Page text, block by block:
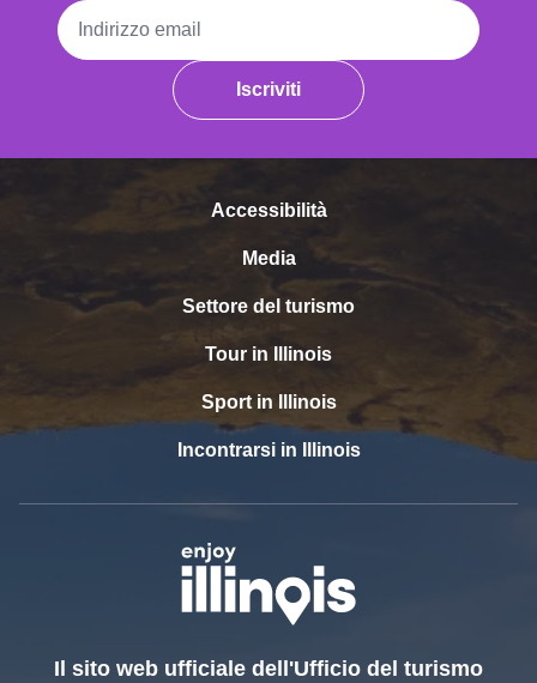
Indirizzo email
Iscriviti
Accessibilità
Media
Settore del turismo
Tour in Illinois
Sport in Illinois
Incontrarsi in Illinois
Il sito web ufficiale dell'Ufficio del turismo